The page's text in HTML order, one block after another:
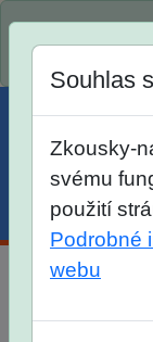
Menu Účet
zkoušek na
Souhlas
Zkousky-
svému
použití
Podrobné
webu